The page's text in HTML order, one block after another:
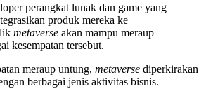
perangkat lunak dan game yang
produk mereka ke
metaverse akan mampu meraup
kesempatan tersebut.
meraup untung, metaverse diperkirakan
berbagai jenis aktivitas bisnis.